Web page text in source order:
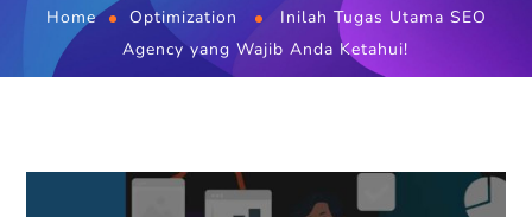
Home Optimization
Inilah Tugas Utama SEO
Agency yang Wajib Anda Ketahui!